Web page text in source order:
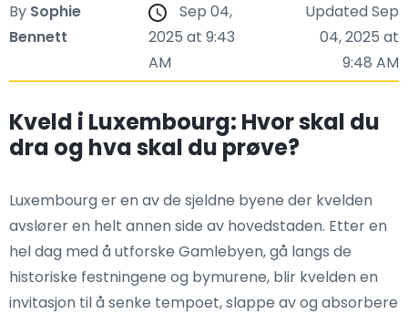
By Sophie
Bennett
Sep 04,
2025 at 9:43
AM
Updated Sep
04, 2025 at
9:48 AM
Kveld i Luxembourg: Hvor skal du
dra og hva skal du prøve?
Luxembourg er en av de sjeldne byene der kvelden
avslører en helt annen side av hovedstaden. Etter en
hel dag med å utforske Gamlebyen, gå langs de
historiske festningene og bymurene, blir kvelden en
invitasjon til å senke tempoet, slappe av og absorbere